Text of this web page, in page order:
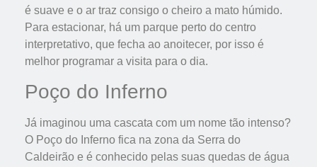
é suave e o ar traz consigo o cheiro a mato húmido.
Para estacionar, há um parque perto do centro
interpretativo, que fecha ao anoitecer, por isso é
melhor programar a visita para o dia.
Poço do Inferno
Já imaginou uma cascata com um nome tão intenso?
O Poço do Inferno fica na zona da Serra do
Caldeirão e é conhecido pelas suas quedas de água